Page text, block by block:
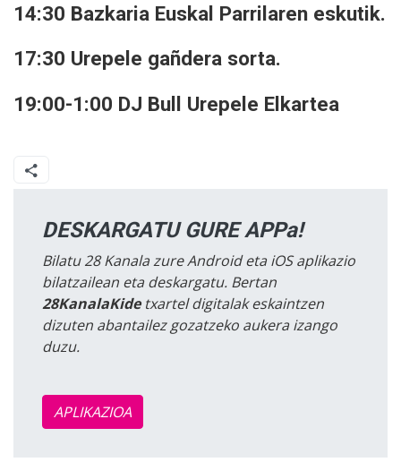
14:30 Bazkaria Euskal Parrilaren eskutik.
17:30 Urepele gañdera sorta.
19:00-1:00 DJ Bull Urepele Elkartea
DESKARGATU GURE APPa!
Bilatu 28 Kanala zure Android eta iOS aplikazio
bilatzailean eta deskargatu. Bertan
28KanalaKidetxartel digitalak eskaintzen
dizuten abantailez gozatzeko aukera izango
duzu.
APLIKAZIOA